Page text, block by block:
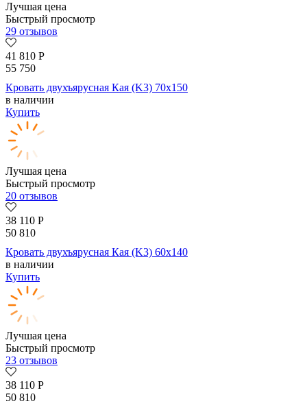
Лучшая цена
Быстрый просмотр
29 отзывов
41 810 Р
55 750
Кровать двухъярусная Кая (K3) 70х150
в наличии
Купить
Лучшая цена
Быстрый просмотр
20 отзывов
38 110 Р
50 810
Кровать двухъярусная Кая (K3) 60х140
в наличии
Купить
Лучшая цена
Быстрый просмотр
23 отзывов
38 110 Р
50 810